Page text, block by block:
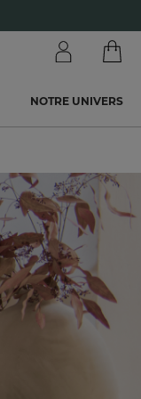
NOTRE UNIVERS